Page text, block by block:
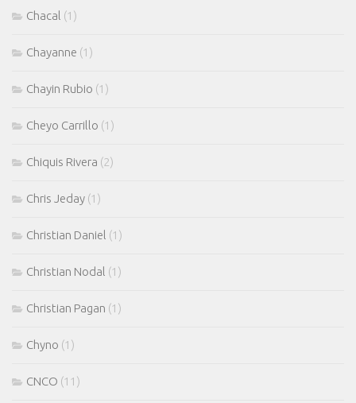
Chacal (1)
Chayanne (1)
Chayin Rubio (1)
Cheyo Carrillo (1)
Chiquis Rivera (2)
Chris Jeday (1)
Christian Daniel (1)
Christian Nodal (1)
Christian Pagan (1)
Chyno (1)
CNCO (11)